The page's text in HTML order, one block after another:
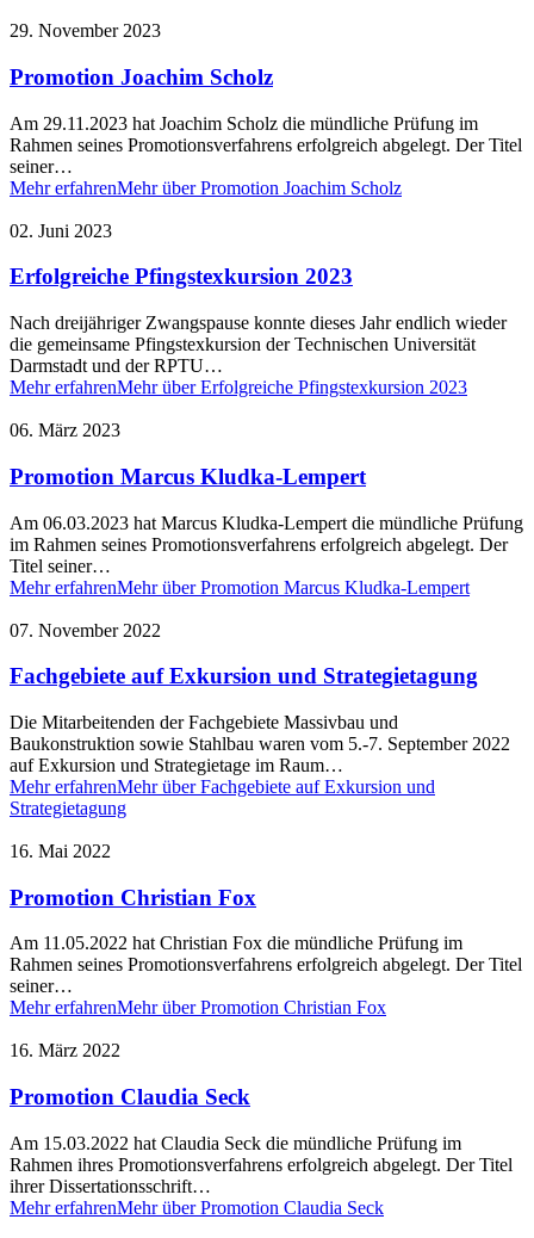
29. November 2023
Promotion Joachim Scholz
Am 29.11.2023 hat Joachim Scholz die mündliche Prüfung im
Rahmen seines Promotionsverfahrens erfolgreich abgelegt. Der Titel
seiner…
Mehr erfahrenMehr über Promotion Joachim Scholz
02. Juni 2023
Erfolgreiche Pfingstexkursion 2023
Nach dreijähriger Zwangspause konnte dieses Jahr endlich wieder
die gemeinsame Pfingstexkursion der Technischen Universität
Darmstadt und der RPTU…
Mehr erfahrenMehr über Erfolgreiche Pfingstexkursion 2023
06. März 2023
Promotion Marcus Kludka-Lempert
Am 06.03.2023 hat Marcus Kludka-Lempert die mündliche Prüfung
im Rahmen seines Promotionsverfahrens erfolgreich abgelegt. Der
Titel seiner…
Mehr erfahrenMehr über Promotion Marcus Kludka-Lempert
07. November 2022
Fachgebiete auf Exkursion und Strategietagung
Die Mitarbeitenden der Fachgebiete Massivbau und
Baukonstruktion sowie Stahlbau waren vom 5.-7. September 2022
auf Exkursion und Strategietage im Raum…
Mehr erfahrenMehr über Fachgebiete auf Exkursion und
Strategietagung
16. Mai 2022
Promotion Christian Fox
Am 11.05.2022 hat Christian Fox die mündliche Prüfung im
Rahmen seines Promotionsverfahrens erfolgreich abgelegt. Der Titel
seiner…
Mehr erfahrenMehr über Promotion Christian Fox
16. März 2022
Promotion Claudia Seck
Am 15.03.2022 hat Claudia Seck die mündliche Prüfung im
Rahmen ihres Promotionsverfahrens erfolgreich abgelegt. Der Titel
ihrer Dissertationsschrift…
Mehr erfahrenMehr über Promotion Claudia Seck